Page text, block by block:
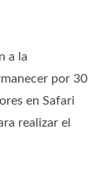
a la
por 30
en Safari
realizar el